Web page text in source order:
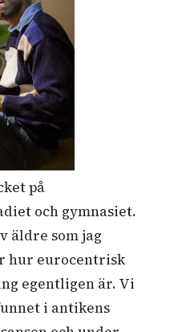
på
och gymnasiet.
äldre som jag
hur eurocentrisk
egentligen är. Vi
i antikens